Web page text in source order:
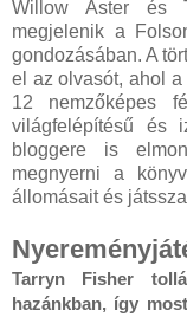
Willow Aster és
megjelenik a
gondozásában. A
el az olvasót, ahol
12 nemzőképes
világfelépítésű és
bloggere is
megnyerni a
állomásait és
Tarryn Fisher
hazánkban, így